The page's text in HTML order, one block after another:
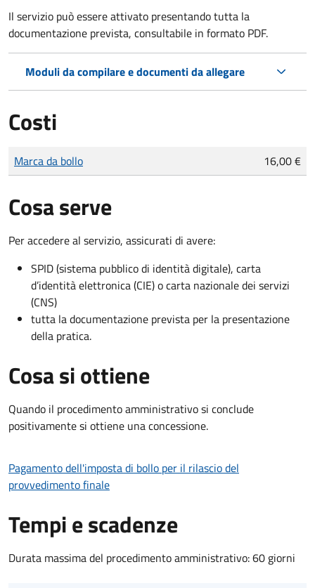
Il servizio può essere attivato presentando tutta la
documentazione prevista, consultabile in formato PDF.
Moduli da compilare e documenti da allegare
Costi
Tipo di pagamento
Importo
Marca da bollo 16,00 €
Cosa serve
Per accedere al servizio, assicurati di avere:
SPID (sistema pubblico di identità digitale), carta
d’identità elettronica (CIE) o carta nazionale dei servizi
(CNS)
tutta la documentazione prevista per la presentazione
della pratica.
Cosa si ottiene
Quando il procedimento amministrativo si conclude
positivamente si ottiene una concessione.
Pagamento dell'imposta di bollo per il rilascio del
provvedimento finale
Tempi e scadenze
Durata massima del procedimento amministrativo: 60 giorni